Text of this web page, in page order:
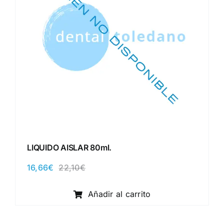
LIQUIDO AISLAR 80ml.
22,10€El
original
era:
16,66€
El
actual
es:
Añadir al carrito